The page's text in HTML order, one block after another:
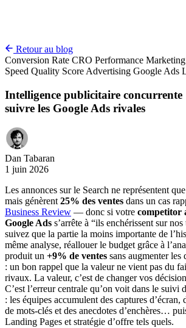
Retour au blog
Conversion Rate CRO Performance Marketing
Speed Quality Score Advertising Google Ads
Intelligence publicitaire concurrente
suivre les Google Ads rivales
Dan Tabaran
1 juin 2026
Les annonces sur le Search ne représentent que
mais génèrent25% des ventes dans un cas
Business Review — donc si votre competitor
Google Ads s’arrête à “ils enchérissent sur
suivez que la partie la moins importante de
même analyse, réallouer le budget grâce à
produit un +9% de ventes sans augmenter les
: un bon rappel que la valeur ne vient pas du
rivaux. La valeur, c’est de changer vos
C’est l’erreur centrale qu’on voit dans le suivi
: les équipes accumulent des captures d’écran,
de mots-clés et des anecdotes d’enchères…
Landing Pages et stratégie d’offre tels quels.